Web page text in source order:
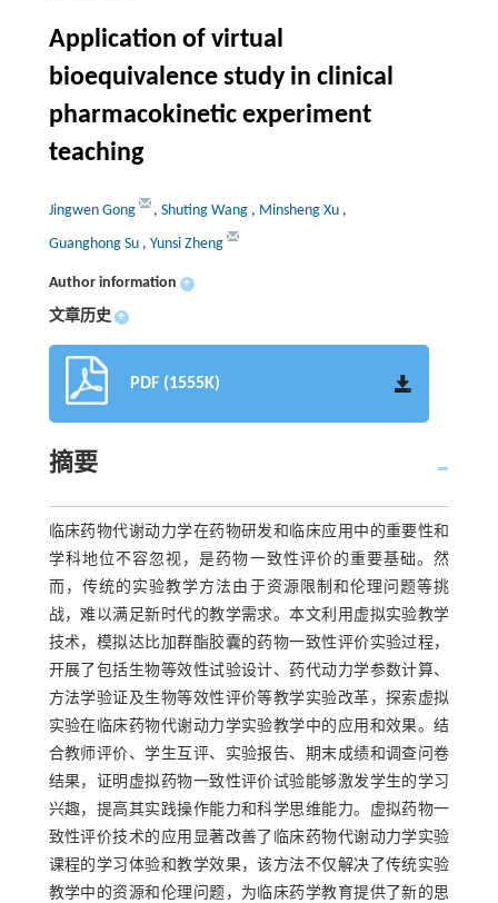
Application of virtual
bioequivalence study in clinical
pharmacokinetic experiment
teaching
Jingwen Gong , Shuting Wang , Minsheng Xu ,
Guanghong Su , Yunsi Zheng
Author information +
文章历史 +
PDF (1555K)
摘要
临床药物代谢动力学在药物研发和临床应用中的重要性和
学科地位不容忽视，是药物一致性评价的重要基础。然
而，传统的实验教学方法由于资源限制和伦理问题等挑
战，难以满足新时代的教学需求。本文利用虚拟实验教学
技术，模拟达比加群酯胶囊的药物一致性评价实验过程，
开展了包括生物等效性试验设计、药代动力学参数计算、
方法学验证及生物等效性评价等教学实验改革，探索虚拟
实验在临床药物代谢动力学实验教学中的应用和效果。结
合教师评价、学生互评、实验报告、期末成绩和调查问卷
结果，证明虚拟药物一致性评价试验能够激发学生的学习
兴趣，提高其实践操作能力和科学思维能力。虚拟药物一
致性评价技术的应用显著改善了临床药物代谢动力学实验
课程的学习体验和教学效果，该方法不仅解决了传统实验
教学中的资源和伦理问题，为临床药学教育提供了新的思